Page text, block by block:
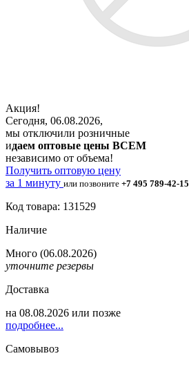
Акция!
Сегодня, 06.08.2026,
мы отключили розничные
идаем оптовые цены ВСЕМ
независимо от объема!
Получить оптовую цену
за 1 минуту или позвоните +7 495 789-42-15
Код товара: 131529
Наличие
Много (06.08.2026)
уточните резервы
Доставка
на 08.08.2026 или позже
подробнее...
Самовывоз